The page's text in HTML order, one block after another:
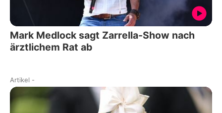
Mark Medlock sagt Zarrella-Show nach
ärztlichem Rat ab
Artikel -